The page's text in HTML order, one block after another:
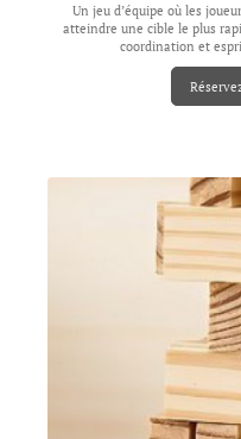
Un jeu d’équipe où les
atteindre une cible le plus
coordination et